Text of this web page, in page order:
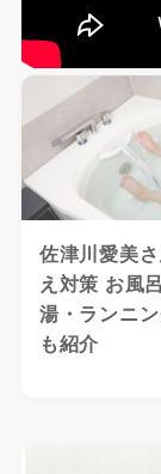
佐津川愛美
え対策 お風
湯・ランニ
も紹介